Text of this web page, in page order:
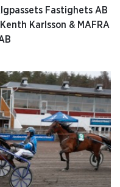
Fastighets AB
Karlsson & MAFRA